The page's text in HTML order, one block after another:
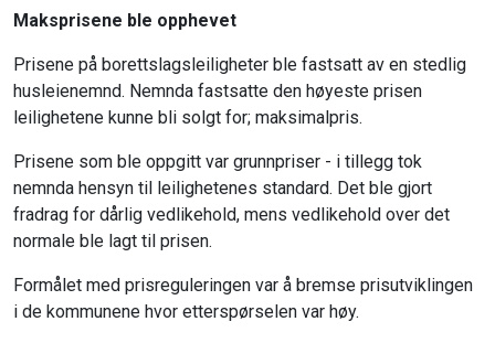
Maksprisene ble opphevet
Prisene på borettslagsleiligheter ble fastsatt av en stedlig
husleienemnd. Nemnda fastsatte den høyeste prisen
leilighetene kunne bli solgt for; maksimalpris.
Prisene som ble oppgitt var grunnpriser - i tillegg tok
nemnda hensyn til leilighetenes standard. Det ble gjort
fradrag for dårlig vedlikehold, mens vedlikehold over det
normale ble lagt til prisen.
Formålet med prisreguleringen var å bremse prisutviklingen
i de kommunene hvor etterspørselen var høy.